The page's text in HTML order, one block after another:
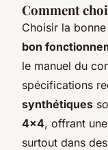
Comment
Choisir la
bon
le manuel du
spécifications
synthétiques
4×4, offrant
surtout dans